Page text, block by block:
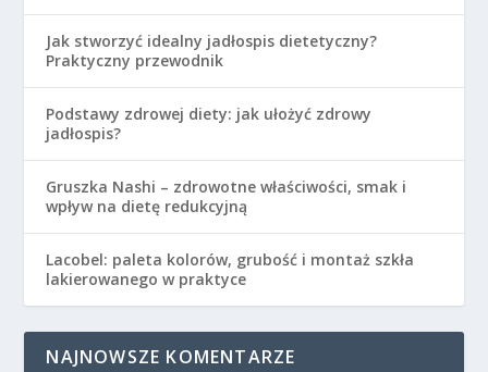
Jak stworzyć idealny jadłospis dietetyczny?
Praktyczny przewodnik
Podstawy zdrowej diety: jak ułożyć zdrowy
jadłospis?
Gruszka Nashi – zdrowotne właściwości, smak i
wpływ na dietę redukcyjną
Lacobel: paleta kolorów, grubość i montaż szkła
lakierowanego w praktyce
NAJNOWSZE KOMENTARZE